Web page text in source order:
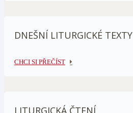
DNEŠNÍ LITURGICKÉ TEXTY
CHCI SI PŘEČÍST
LITURGICKÁ ČTENÍ